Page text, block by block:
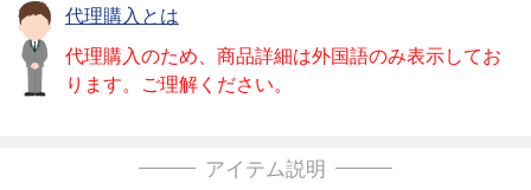
代理購入とは
代理購入のため、商品詳細は外国語のみ表示してお
ります。ご理解ください。
アイテム説明